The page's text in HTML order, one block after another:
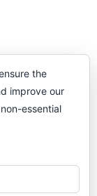
que
the
improve our
essential